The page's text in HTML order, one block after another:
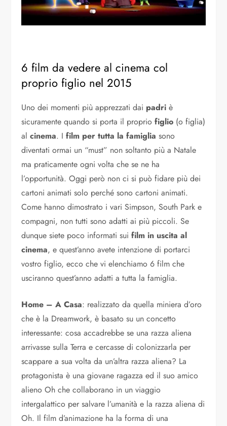
6 film da vedere al cinema col
proprio figlio nel 2015
Uno dei momenti più apprezzati dai padri è
sicuramente quando si porta il propriofiglio (o figlia)
alcinema. Ifilm per tutta la famiglia sono
diventati ormai un “must” non soltanto più a Natale
ma praticamente ogni volta che se ne ha
l’opportunità. Oggi però non ci si può fidare più dei
cartoni animati solo perché sono cartoni animati.
Come hanno dimostrato i vari Simpson, South Park e
compagni, non tutti sono adatti ai più piccoli. Se
dunque siete poco informati suifilm in uscita al
cinema, e quest’anno avete intenzione di portarci
vostro figlio, ecco che vi elenchiamo 6 film che
usciranno quest’anno adatti a tutta la famiglia.
Home – A Casa: realizzato da quella miniera d’oro
che è la Dreamwork, è basato su un concetto
interessante: cosa accadrebbe se una razza aliena
arrivasse sulla Terra e cercasse di colonizzarla per
scappare a sua volta da un’altra razza aliena? La
protagonista è una giovane ragazza ed il suo amico
alieno Oh che collaborano in un viaggio
intergalattico per salvare l’umanità e la razza aliena di
Oh. Il film d’animazione ha la forma di una